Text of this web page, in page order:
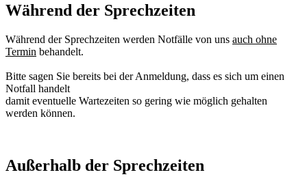
Während der Sprechzeiten
Während der Sprechzeiten werden Notfälle von uns auch ohne
Termin behandelt.
Bitte sagen Sie bereits bei der Anmeldung, dass es sich um einen
Notfall handelt
damit eventuelle Wartezeiten so gering wie möglich gehalten
werden können.
Außerhalb der Sprechzeiten